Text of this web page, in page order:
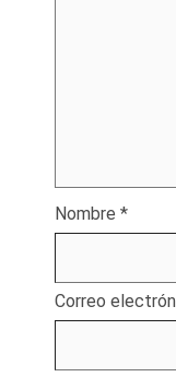
Nombre *
Correo